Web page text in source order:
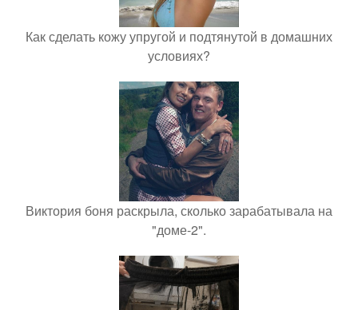
Как сделать кожу упругой и подтянутой в домашних
условиях?
Виктория боня раскрыла, сколько зарабатывала на
"доме-2".